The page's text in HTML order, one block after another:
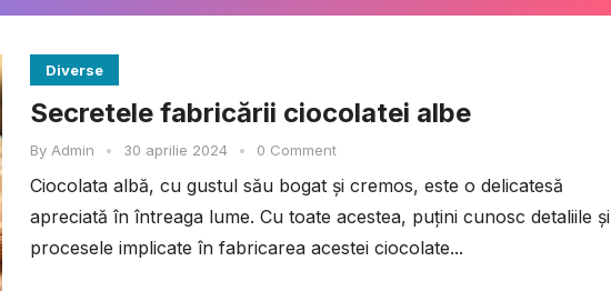
Diverse
Secretele fabricării ciocolatei albe
By Admin • 30 aprilie 2024 • 0 Comment
Ciocolata albă, cu gustul său bogat și cremos, este o delicatesă
apreciată în întreaga lume. Cu toate acestea, puțini cunosc detaliile și
procesele implicate în fabricarea acestei ciocolate...